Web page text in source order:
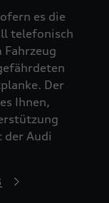
es die
telefonisch
Fahrzeug
Der
Ihnen,
Audi